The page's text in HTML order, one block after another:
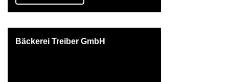
Bäckerei Treiber GmbH